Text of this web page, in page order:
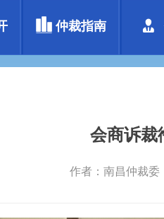
仲裁指南
会商诉裁
作者：南昌仲裁